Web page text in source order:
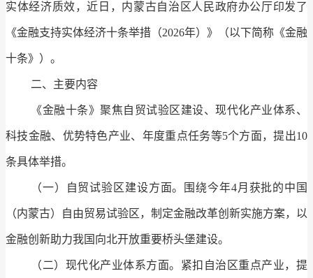
实体经济质效，近日，内蒙古自治区人民政府办公厅印发了
《金融支持实体经济十条举措（2026年）》（以下简称《金融
十条》）。
二、主要内容
《金融十条》聚焦自贸试验区建设、现代化产业体系、
科技金融、优势特色产业、年度重点任务等5个方面，提出10
条具体举措。
（一）自贸试验区建设方面。围绕今年4月获批的中国
（内蒙古）自由贸易试验区，制定金融改革创新实施方案，以
金融创新助力我国向北开放重要桥头堡建设。
（二）现代化产业体系方面。紧扣自治区重点产业，提